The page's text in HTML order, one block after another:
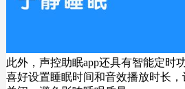
此外，声控助眠app还具有智能定时
喜好设置睡眠时间和音效播放时长，